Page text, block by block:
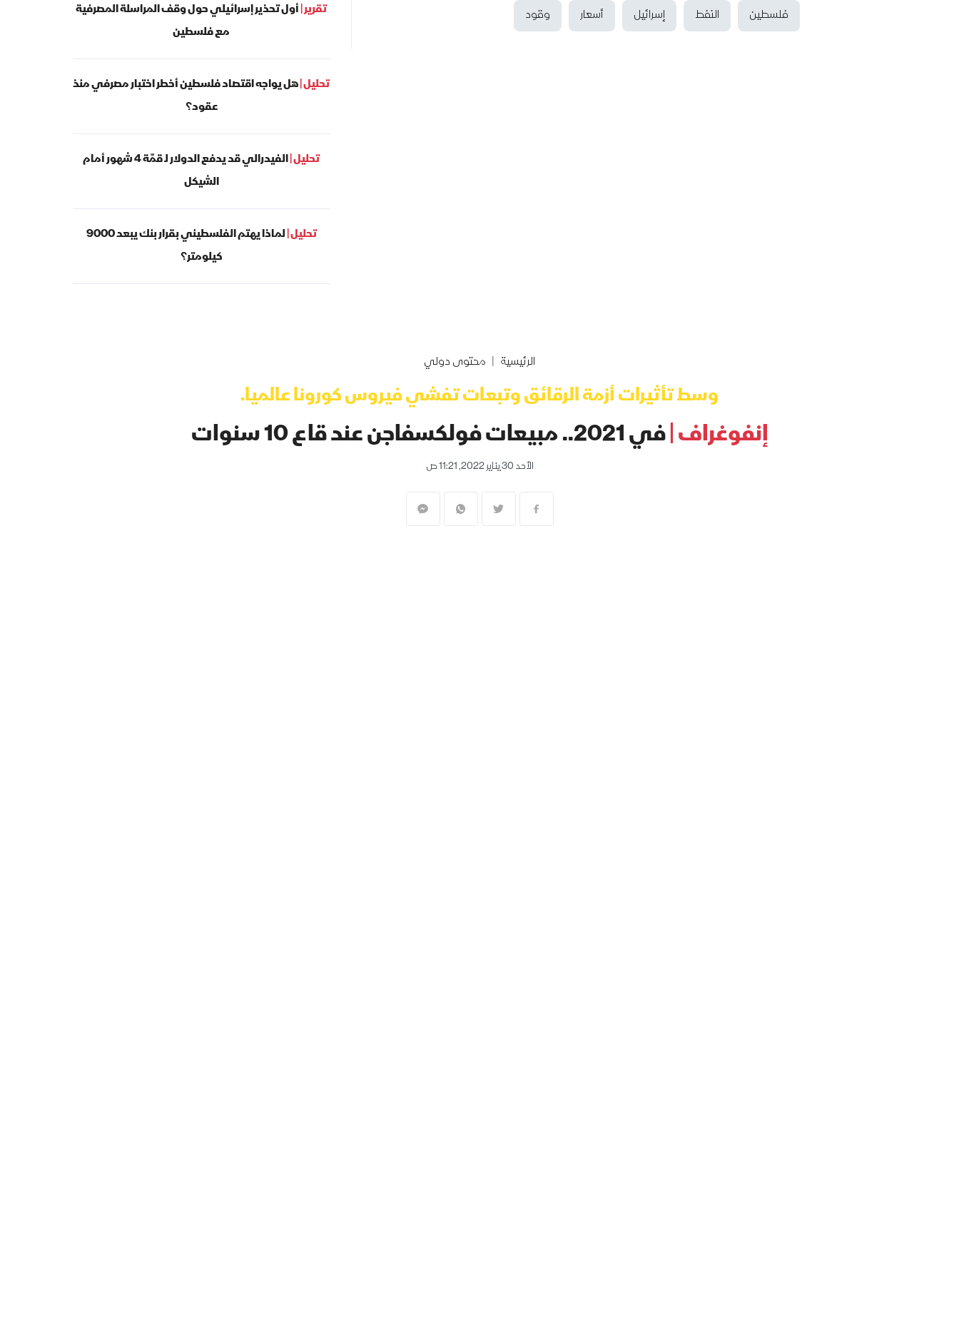
فلسطين النفط إسرائيل أسعار وقود تقرير |أول تحذير إسرائيلي حول وقف المراسلة المصرفية
مع فلسطين
تحليل |هل يواجه اقتصاد فلسطين أخطر اختبار مصرفي منذ
عقود؟
تحليل |
الفيدرالي قد يدفع الدولار لـ قمّة 4 شهور أمام
الشيكل
تحليل |
لماذا يهتم الفلسطيني بقرار بنك يبعد 9000
كيلومتر؟
الرئيسية محتوى دولي
وسط تأثيرات أزمة الرقائق وتبعات تفشي فيروس كورونا عالميا.
إنفوغراف |في 2021.. مبيعات فولكسفاجن عند قاع 10 سنوات
الأحد 30 يناير 2022, 11:21 ص